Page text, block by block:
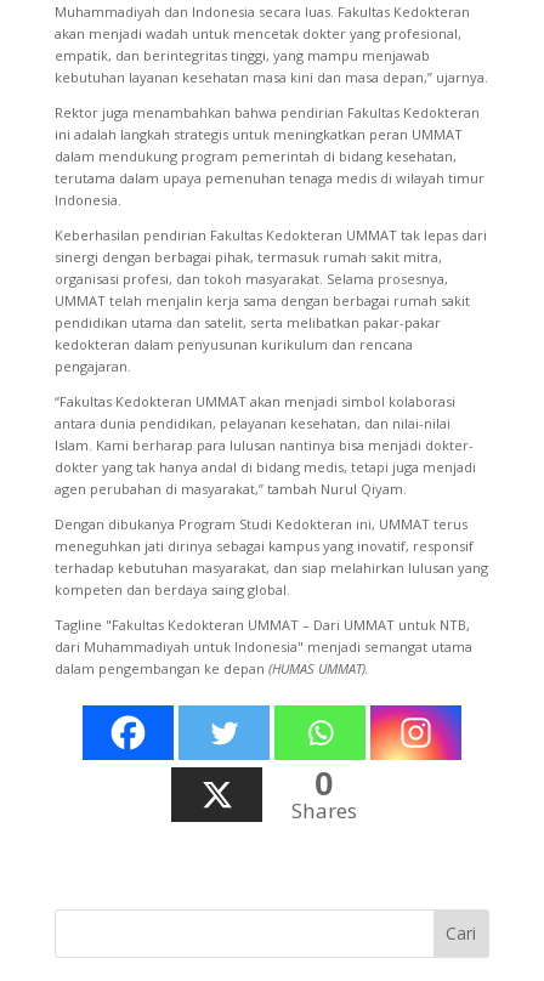
Muhammadiyah dan Indonesia secara luas. Fakultas Kedokteran
akan menjadi wadah untuk mencetak dokter yang profesional,
empatik, dan berintegritas tinggi, yang mampu menjawab
kebutuhan layanan kesehatan masa kini dan masa depan,” ujarnya.
Rektor juga menambahkan bahwa pendirian Fakultas Kedokteran
ini adalah langkah strategis untuk meningkatkan peran UMMAT
dalam mendukung program pemerintah di bidang kesehatan,
terutama dalam upaya pemenuhan tenaga medis di wilayah timur
Indonesia.
Keberhasilan pendirian Fakultas Kedokteran UMMAT tak lepas dari
sinergi dengan berbagai pihak, termasuk rumah sakit mitra,
organisasi profesi, dan tokoh masyarakat. Selama prosesnya,
UMMAT telah menjalin kerja sama dengan berbagai rumah sakit
pendidikan utama dan satelit, serta melibatkan pakar-pakar
kedokteran dalam penyusunan kurikulum dan rencana
pengajaran.
“Fakultas Kedokteran UMMAT akan menjadi simbol kolaborasi
antara dunia pendidikan, pelayanan kesehatan, dan nilai-nilai
Islam. Kami berharap para lulusan nantinya bisa menjadi dokter-
dokter yang tak hanya andal di bidang medis, tetapi juga menjadi
agen perubahan di masyarakat,” tambah Nurul Qiyam.
Dengan dibukanya Program Studi Kedokteran ini, UMMAT terus
meneguhkan jati dirinya sebagai kampus yang inovatif, responsif
terhadap kebutuhan masyarakat, dan siap melahirkan lulusan yang
kompeten dan berdaya saing global.
Tagline "Fakultas Kedokteran UMMAT – Dari UMMAT untuk NTB,
dari Muhammadiyah untuk Indonesia" menjadi semangat utama
dalam pengembangan ke depan (HUMAS UMMAT).
0
Shares